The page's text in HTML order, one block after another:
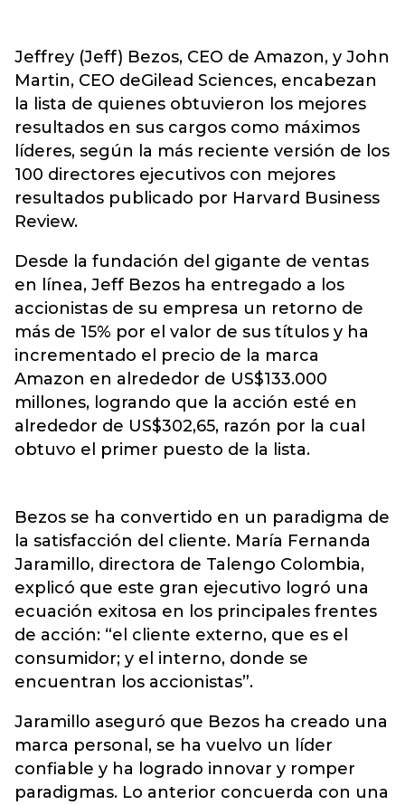
Jeffrey (Jeff) Bezos, CEO de Amazon, y John
Martin, CEO deGilead Sciences, encabezan
la lista de quienes obtuvieron los mejores
resultados en sus cargos como máximos
líderes, según la más reciente versión de los
100 directores ejecutivos con mejores
resultados publicado por Harvard Business
Review.
Desde la fundación del gigante de ventas
en línea, Jeff Bezos ha entregado a los
accionistas de su empresa un retorno de
más de 15% por el valor de sus títulos y ha
incrementado el precio de la marca
Amazon en alrededor de US$133.000
millones, logrando que la acción esté en
alrededor de US$302,65, razón por la cual
obtuvo el primer puesto de la lista.
Bezos se ha convertido en un paradigma de
la satisfacción del cliente. María Fernanda
Jaramillo, directora de Talengo Colombia,
explicó que este gran ejecutivo logró una
ecuación exitosa en los principales frentes
de acción: “el cliente externo, que es el
consumidor; y el interno, donde se
encuentran los accionistas”.
Jaramillo aseguró que Bezos ha creado una
marca personal, se ha vuelvo un líder
confiable y ha logrado innovar y romper
paradigmas. Lo anterior concuerda con una